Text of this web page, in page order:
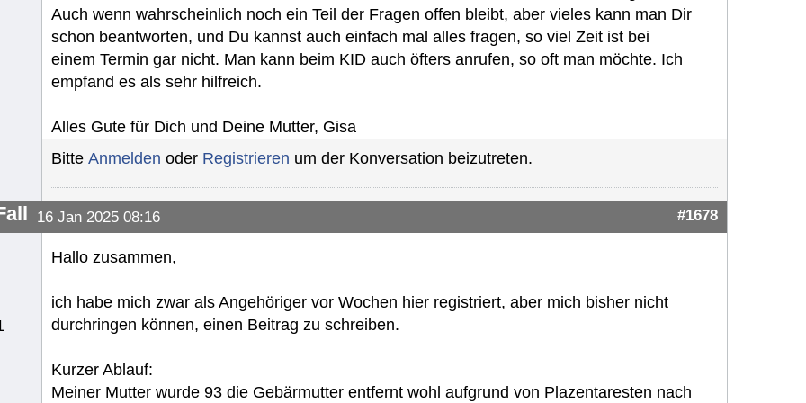
Auch wenn wahrscheinlich noch ein Teil der Fragen offen bleibt, aber vieles kann man Dir
schon beantworten, und Du kannst auch einfach mal alles fragen, so viel Zeit ist bei
einem Termin gar nicht. Man kann beim KID auch öfters anrufen, so oft man möchte. Ich
empfand es als sehr hilfreich.
Alles Gute für Dich und Deine Mutter, Gisa
Bitte Anmelden oder Registrieren um der Konversation beizutreten.
16 Jan 2025 08:16 #1678
Hallo zusammen,
ich habe mich zwar als Angehöriger vor Wochen hier registriert, aber mich bisher nicht
durchringen können, einen Beitrag zu schreiben.
Kurzer Ablauf:
Meiner Mutter wurde 93 die Gebärmutter entfernt wohl aufgrund von Plazentaresten nach